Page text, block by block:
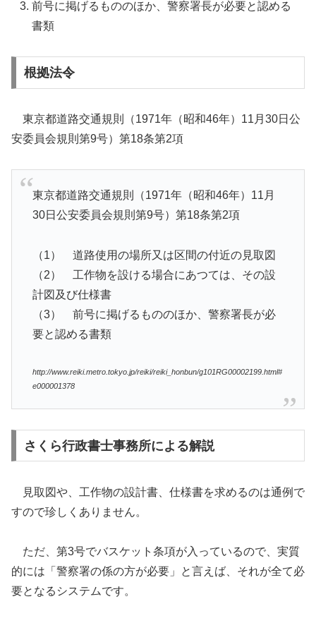
前号に掲げるもののほか、警察署長が必要と認める
書類
根拠法令
東京都道路交通規則（1971年（昭和46年）11月30日公
安委員会規則第9号）第18条第2項
東京都道路交通規則（1971年（昭和46年）11月
30日公安委員会規則第9号）第18条第2項
（1） 道路使用の場所又は区間の付近の見取図
（2） 工作物を設ける場合にあつては、その設
計図及び仕様書
（3） 前号に掲げるもののほか、警察署長が必
要と認める書類
http://www.reiki.metro.tokyo.jp/reiki/reiki_honbun/g101RG00002199.html#
e000001378
さくら行政書士事務所による解説
見取図や、工作物の設計書、仕様書を求めるのは通例で
すので珍しくありません。
ただ、第3号でバスケット条項が入っているので、実質
的には「警察署の係の方が必要」と言えば、それが全て必
要となるシステムです。